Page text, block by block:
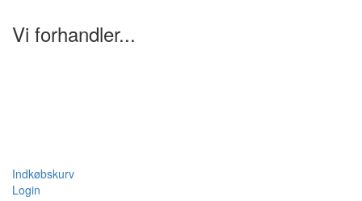
Vi forhandler...
Indkøbskurv
Login